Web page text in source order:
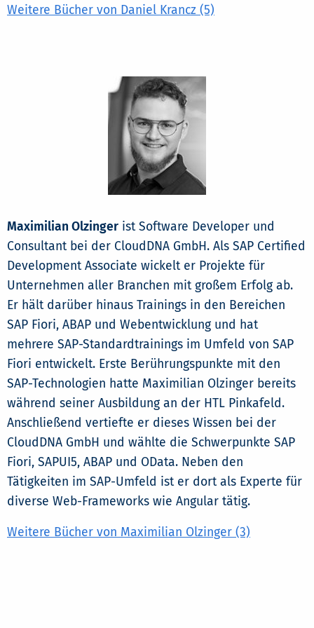
Weitere Bücher von Daniel Krancz (5)
Maximilian Olzinger ist Software Developer und
Consultant bei der CloudDNA GmbH. Als SAP Certified
Development Associate wickelt er Projekte für
Unternehmen aller Branchen mit großem Erfolg ab.
Er hält darüber hinaus Trainings in den Bereichen
SAP Fiori, ABAP und Webentwicklung und hat
mehrere SAP-Standardtrainings im Umfeld von SAP
Fiori entwickelt. Erste Berührungspunkte mit den
SAP-Technologien hatte Maximilian Olzinger bereits
während seiner Ausbildung an der HTL Pinkafeld.
Anschließend vertiefte er dieses Wissen bei der
CloudDNA GmbH und wählte die Schwerpunkte SAP
Fiori, SAPUI5, ABAP und OData. Neben den
Tätigkeiten im SAP-Umfeld ist er dort als Experte für
diverse Web-Frameworks wie Angular tätig.
Weitere Bücher von Maximilian Olzinger (3)